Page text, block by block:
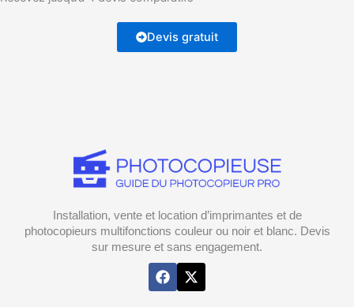
Devis gratuit
Installation, vente et location d’imprimantes et de
photocopieurs multifonctions couleur ou noir et blanc. Devis
sur mesure et sans engagement.
F
a
X
-